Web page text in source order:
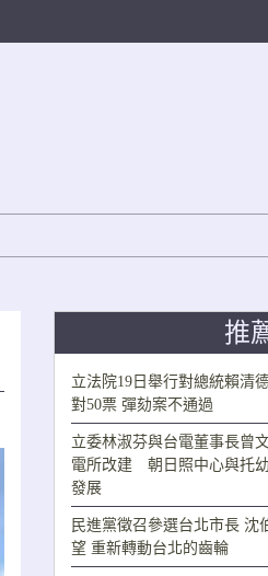
推
立法院19日舉行對總統賴清
對50票 彈劾案不通過
立委林淑芬與台電董事長曾
電所改建 朝日照中心與托
發展
民進黨徵召參選台北市長 沈
望 重新轉動台北的齒輪